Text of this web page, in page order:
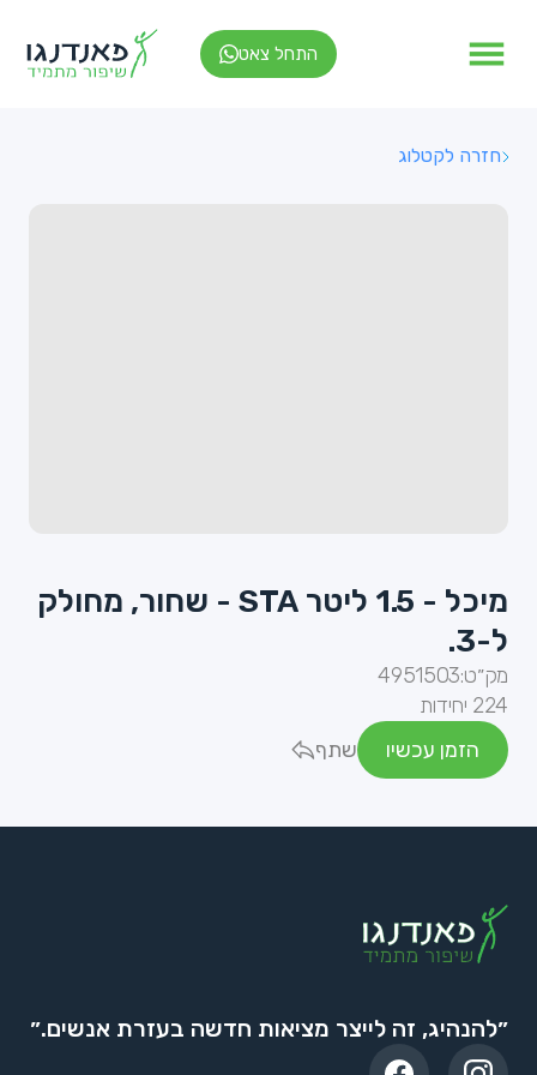
התחל צאט
חזרה לקטלוג
מיכל - 1.5 ליטר STA - שחור, מחולק
ל-3.
מק״ט:4951503
224 יחידות
הזמן עכשיו
שתף
״להנהיג, זה לייצר מציאות חדשה בעזרת אנשים.״